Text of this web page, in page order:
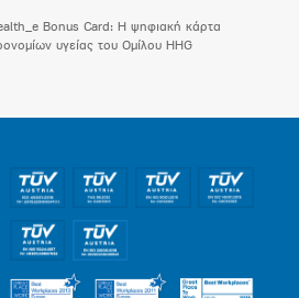
Bonus Card: H ψηφιακή κάρτα
υγείας του Ομίλου HHG